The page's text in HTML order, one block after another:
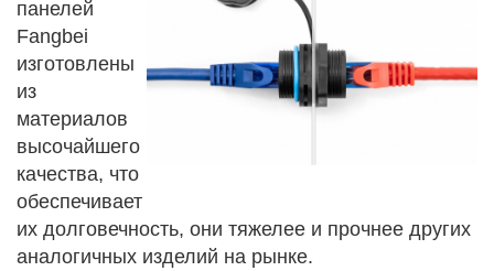
панелей
Fangbei
изготовлены
из
материалов
высочайшего
качества, что
обеспечивает
их долговечность, они тяжелее и прочнее других
аналогичных изделий на рынке.